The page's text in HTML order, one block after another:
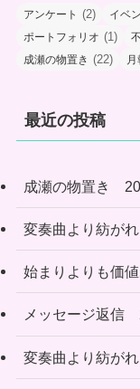
アンケート (2) イベ
ポートフォリオ (1)
成瀬の物置き (22) 月
最近の投稿
成瀬の物置き
変奏曲より紡が
始まりよりも価
メッセージ返信
変奏曲より紡が